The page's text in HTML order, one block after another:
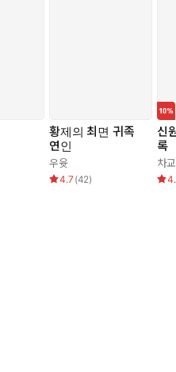
황제의 최면 귀족
연인
우윳
4.7 (42)
신
록
차교